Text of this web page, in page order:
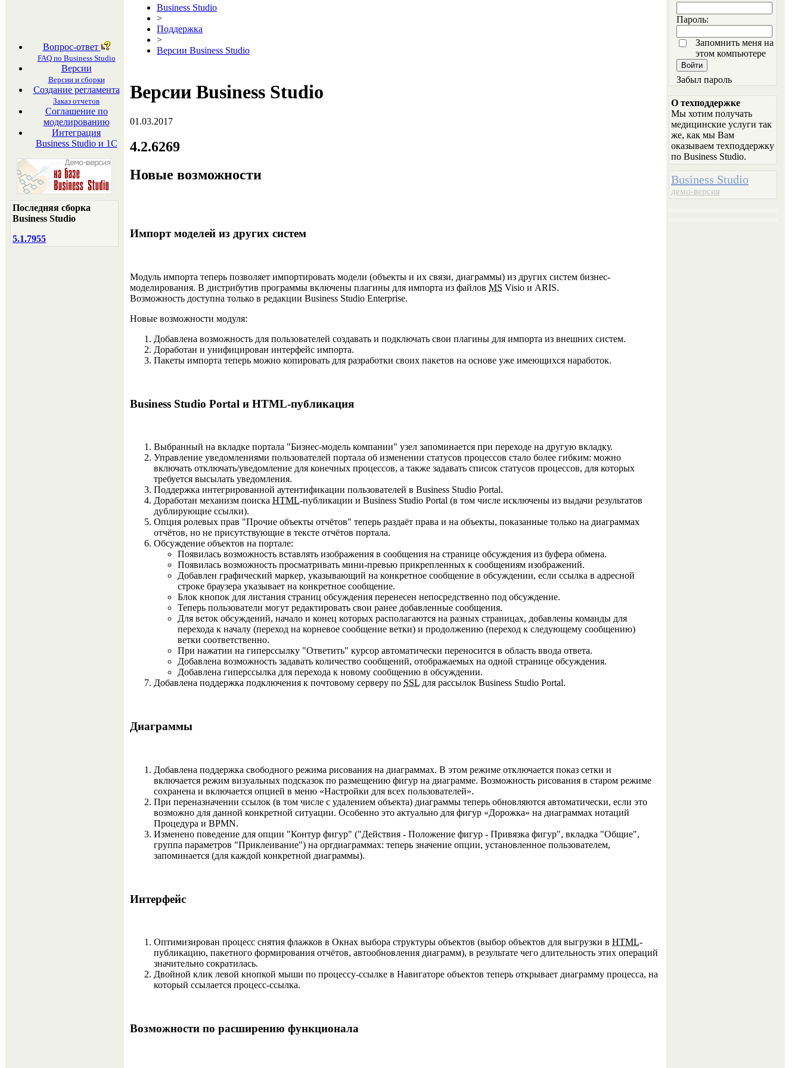
Вопрос-ответ
FAQ по Business Studio
Версии
Версии и сборки
Создание регламента
Заказ отчетов
Соглашение по
моделированию
Интеграция
Business Studio и 1С
Последняя сборка
Business Studio
5.1.7955
Business Studio
>
Поддержка
>
Версии Business Studio
Версии Business Studio
01.03.2017
4.2.6269
Новые возможности
Импорт моделей из других систем
Модуль импорта теперь позволяет импортировать модели (объекты и их связи, диаграммы) из других систем бизнес-
моделирования. В дистрибутив программы включены плагины для импорта из файлов MS Visio и ARIS.
Возможность доступна только в редакции Business Studio Enterprise.
Новые возможности модуля:
Добавлена возможность для пользователей создавать и подключать свои плагины для импорта из внешних систем.
Доработан и унифицирован интерфейс импорта.
Пакеты импорта теперь можно копировать для разработки своих пакетов на основе уже имеющихся наработок.
Business Studio Portal и HTML-публикация
Выбранный на вкладке портала "Бизнес-модель компании" узел запоминается при переходе на другую вкладку.
Управление уведомлениями пользователей портала об изменении статусов процессов стало более гибким: можно
включать отключать/уведомление для конечных процессов, а также задавать список статусов процессов, для которых
требуется высылать уведомления.
Поддержка интегрированной аутентификации пользователей в Business Studio Portal.
Доработан механизм поиска HTML-публикации и Business Studio Portal (в том числе исключены из выдачи результатов
дублирующие ссылки).
Опция ролевых прав "Прочие объекты отчётов" теперь раздаёт права и на объекты, показанные только на диаграммах
отчётов, но не присутствующие в тексте отчётов портала.
Обсуждение объектов на портале:
Появилась возможность вставлять изображения в сообщения на странице обсуждения из буфера обмена.
Появилась возможность просматривать мини-превью прикрепленных к сообщениям изображений.
Добавлен графический маркер, указывающий на конкретное сообщение в обсуждении, если ссылка в адресной
строке браузера указывает на конкретное сообщение.
Блок кнопок для листания страниц обсуждения перенесен непосредственно под обсуждение.
Теперь пользователи могут редактировать свои ранее добавленные сообщения.
Для веток обсуждений, начало и конец которых располагаются на разных страницах, добавлены команды для
перехода к началу (переход на корневое сообщение ветки) и продолжению (переход к следующему сообщению)
ветки соответственно.
При нажатии на гиперссылку "Ответить" курсор автоматически переносится в область ввода ответа.
Добавлена возможность задавать количество сообщений, отображаемых на одной странице обсуждения.
Добавлена гиперссылка для перехода к новому сообщению в обсуждении.
Добавлена поддержка подключения к почтовому серверу по SSL для рассылок Business Studio Portal.
Диаграммы
Добавлена поддержка свободного режима рисования на диаграммах. В этом режиме отключается показ сетки и
включается режим визуальных подсказок по размещению фигур на диаграмме. Возможность рисования в старом режиме
сохранена и включается опцией в меню «Настройки для всех пользователей».
При переназначении ссылок (в том числе с удалением объекта) диаграммы теперь обновляются автоматически, если это
возможно для данной конкретной ситуации. Особенно это актуально для фигур «Дорожка» на диаграммах нотаций
Процедура и BPMN.
Изменено поведение для опции "Контур фигур" ("Действия - Положение фигур - Привязка фигур", вкладка "Общие",
группа параметров "Приклеивание") на оргдиаграммах: теперь значение опции, установленное пользователем,
запоминается (для каждой конкретной диаграммы).
Интерфейс
Оптимизирован процесс снятия флажков в Окнах выбора структуры объектов (выбор объектов для выгрузки в HTML-
публикацию, пакетного формирования отчётов, автообновления диаграмм), в результате чего длительность этих операций
значительно сократилась.
Двойной клик левой кнопкой мыши по процессу-ссылке в Навигаторе объектов теперь открывает диаграмму процесса, на
который ссылается процесс-ссылка.
Возможности по расширению функционала
Пароль:
Запомнить меня на
этом компьютере
Забыл пароль
О техподдержке
Мы хотим получать
медицинские услуги так
же, как мы Вам
оказываем техподдержку
по Business Studio.
Business Studio
демо-версия